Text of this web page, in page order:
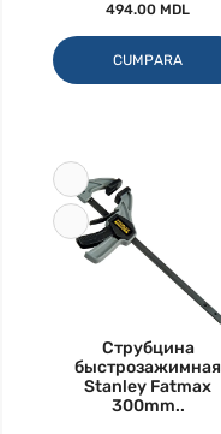
494.00 MDL
CUMPARA
Струбцина
быстрозажимная
Stanley Fatmax
300mm..